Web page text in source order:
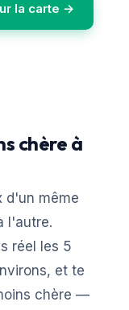
la carte →
chère à
d'un même
l'autre.
réel les 5
et te
chère —